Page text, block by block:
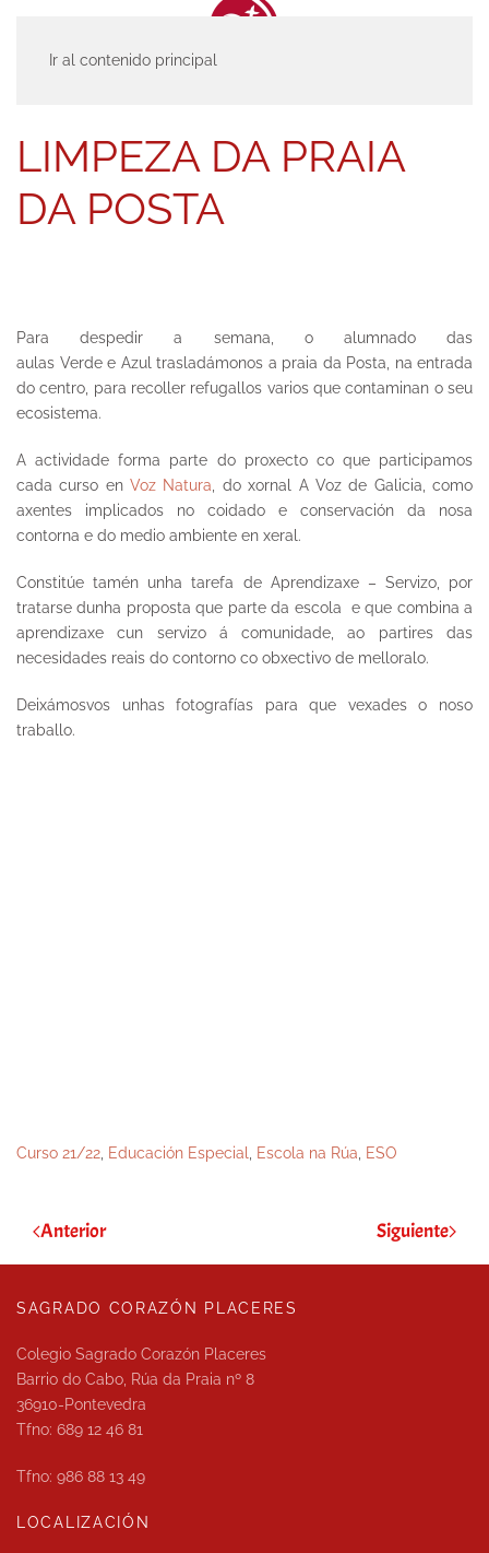
Ir al contenido principal
LIMPEZA DA PRAIA
DA POSTA
Para despedir a semana, o alumnado das
aulas Verde e Azul trasladámonos a praia da Posta , na entrada
do centro, para recoller refugallos varios que contaminan o seu
ecosistema.
A actividade forma parte do proxecto co que participamos
cada curso enVoz Natura , do xornal A Voz de Galicia, como
axentes implicados no coidado e conservación da nosa
contorna e do medio ambiente en xeral.
Constitúe tamén unha tarefa de Aprendizaxe – Servizo, por
tratarse dunha proposta que parte da escola e que combina a
aprendizaxe cun servizo á comunidade, ao partires das
necesidades reais do contorno co obxectivo de melloralo.
Deixámosvos unhas fotografías para que vexades o noso
traballo.
Curso 21/22 Educación Especial Escola na Rúa ESO
Anterior Siguiente
SAGRADO CORAZÓN PLACERES
Colegio Sagrado Corazón Placeres
Barrio do Cabo, Rúa da Praia nº 8
36910-Pontevedra
Tfno: 689 12 46 81
Tfno: 986 88 13 49
LOCALIZACIÓN